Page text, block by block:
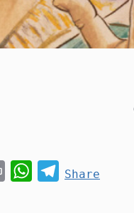
TShare